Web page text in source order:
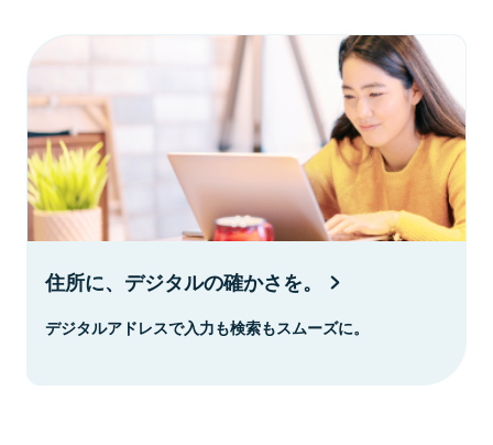
住所に、デジタルの確かさを。
デジタルアドレスで入力も検索もスムーズに。